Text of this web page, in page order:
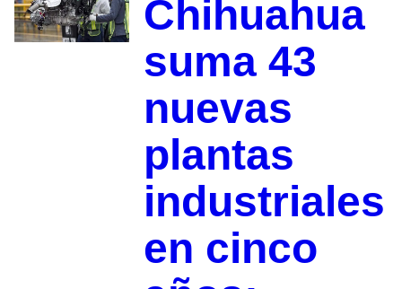
Chihuahua
suma 43
nuevas
plantas
industriales
en cinco